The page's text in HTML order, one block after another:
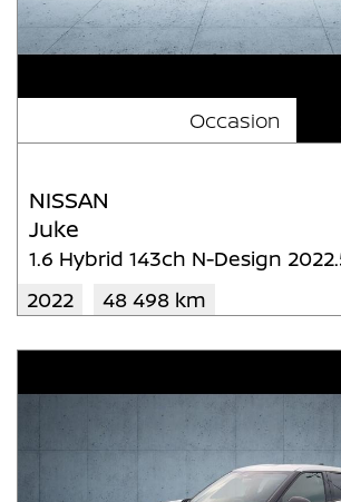
Occasion
NISSAN
Juke
1.6 Hybrid 143ch N-Design
2022
48 498 km